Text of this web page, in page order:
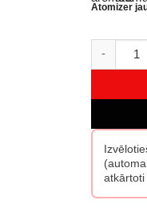
Atomizer